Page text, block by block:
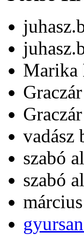
Marika
vadász
szabó
szabó
március